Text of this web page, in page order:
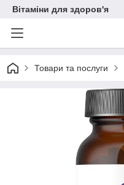
Вітаміни для здоров'я
Товари та послуги